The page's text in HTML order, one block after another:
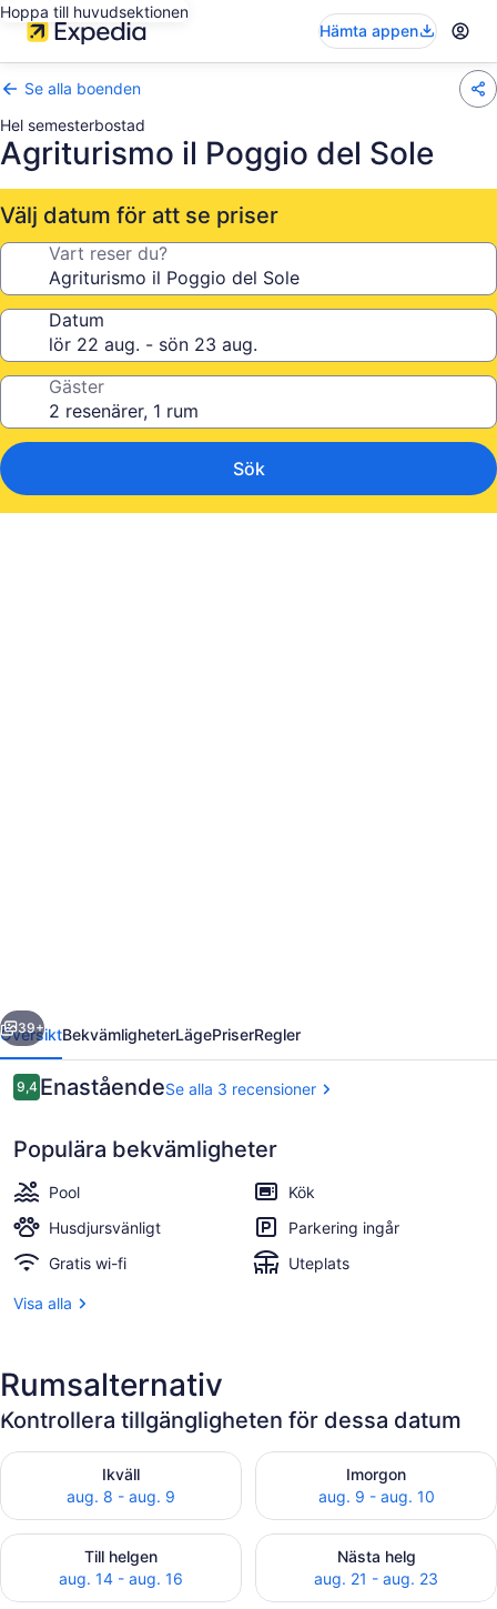
Hoppa till huvudsektionen
Hämta appen
Se alla boenden
Hel semesterbostad
Agriturismo il Poggio del Sole
Välj datum för att se priser
Vart reser du?
Datum
Gäster
Sök
Exteriör
Nästa
39+
ÖversiktBekvämligheterLägePriserRegler
Recensioner
9,49,4 av 10,
EnaståendeSe alla 3 recensioner
Populära bekvämligheter
Pool
Kök
Husdjursvänligt
Parkering ingår
Gratis wi-fi
Uteplats
Visa alla
Rumsalternativ
Kontrollera tillgängligheten för dessa datum
Ikväll
aug. 8 - aug. 9
Kontrollera tillgängligheten för ikväll aug. 8 - aug. 9
Imorgon
aug. 9 - aug. 10
Kontrollera tillgängligheten
Till helgen
aug. 14 - aug. 16
Kontrollera tillgängligheten för den här helgen aug. 14 -
Nästa helg
aug. 21 - aug. 23
Kontrollera tillgängligheten